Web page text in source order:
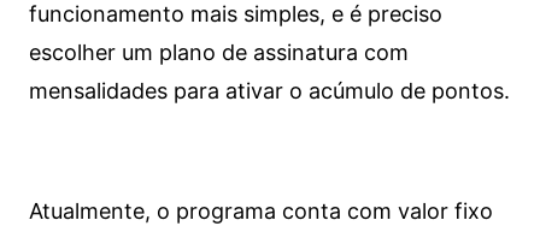
funcionamento mais simples, e é preciso
escolher um plano de assinatura com
mensalidades para ativar o acúmulo de pontos.
Atualmente, o programa conta com valor fixo